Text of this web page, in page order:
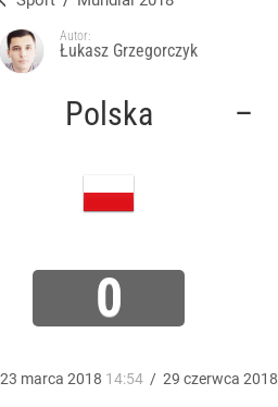
Autor:
Łukasz Grzegorczyk
Polska –
0
23 marca 2018 14:54 / 29 czerwca 2018